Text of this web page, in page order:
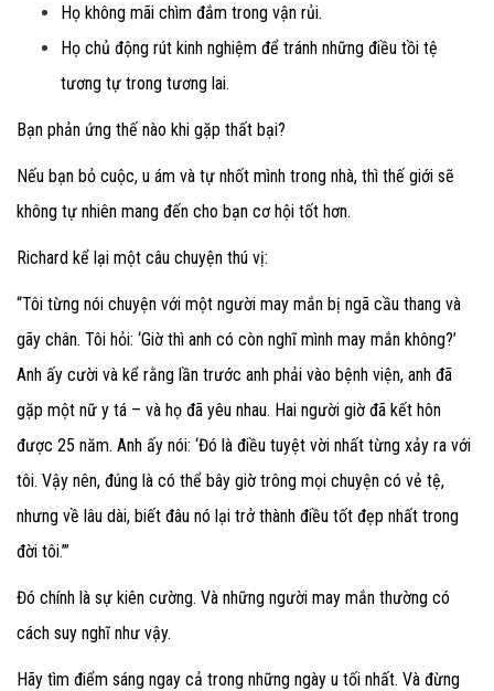
Họ không mãi chìm đắm trong vận rủi.
Họ chủ động rút kinh nghiệm để tránh những điều tồi tệ
tương tự trong tương lai.
Bạn phản ứng thế nào khi gặp thất bại?
Nếu bạn bỏ cuộc, u ám và tự nhốt mình trong nhà, thì thế giới sẽ
không tự nhiên mang đến cho bạn cơ hội tốt hơn.
Richard kể lại một câu chuyện thú vị:
“Tôi từng nói chuyện với một người may mắn bị ngã cầu thang và
gãy chân. Tôi hỏi: ‘Giờ thì anh có còn nghĩ mình may mắn không?’
Anh ấy cười và kể rằng lần trước anh phải vào bệnh viện, anh đã
gặp một nữ y tá – và họ đã yêu nhau. Hai người giờ đã kết hôn
được 25 năm. Anh ấy nói: ‘Đó là điều tuyệt vời nhất từng xảy ra với
tôi. Vậy nên, đúng là có thể bây giờ trông mọi chuyện có vẻ tệ,
nhưng về lâu dài, biết đâu nó lại trở thành điều tốt đẹp nhất trong
đời tôi.’”
Đó chính là sự kiên cường. Và những người may mắn thường có
cách suy nghĩ như vậy.
Hãy tìm điểm sáng ngay cả trong những ngày u tối nhất. Và đừng